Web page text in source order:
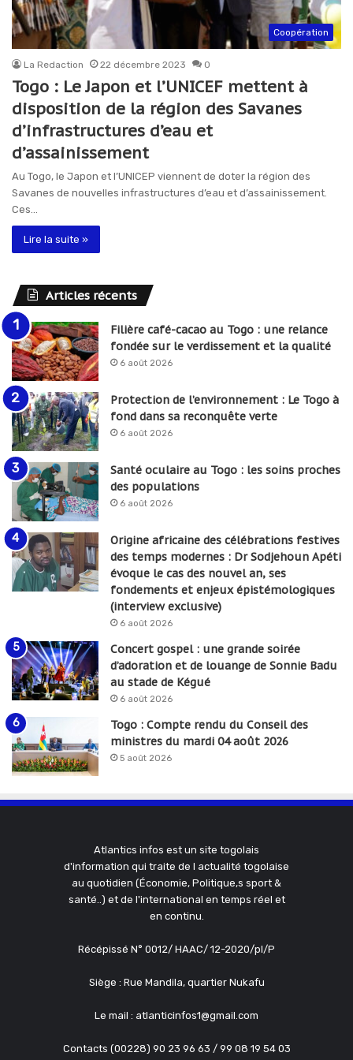
Coopération
La Redaction 22 décembre 2023 0
Togo : Le Japon et l’UNICEF mettent à
disposition de la région des Savanes
d’infrastructures d’eau et
d’assainissement
Au Togo, le Japon et l’UNICEP viennent de doter la région des
Savanes de nouvelles infrastructures d’eau et d’assainissement.
Ces…
Lire la suite »
Articles récents
Filière café-cacao au Togo : une relance
fondée sur le verdissement et la qualité
6 août 2026
Protection de l’environnement : Le Togo à
fond dans sa reconquête verte
6 août 2026
Santé oculaire au Togo : les soins proches
des populations
6 août 2026
Origine africaine des célébrations festives
des temps modernes : Dr Sodjehoun Apéti
évoque le cas des nouvel an, ses
fondements et enjeux épistémologiques
(interview exclusive)
6 août 2026
Concert gospel : une grande soirée
d’adoration et de louange de Sonnie Badu
au stade de Kégué
6 août 2026
Togo : Compte rendu du Conseil des
ministres du mardi 04 août 2026
5 août 2026
Atlantics infos est un site togolais
d'information qui traite de l actualité togolaise
au quotidien (Économie, Politique,s sport &
santé..) et de l'international en temps réel et
en continu.
Récépissé N° 0012/ HAAC/ 12-2020/pl/P
Siège : Rue Mandila, quartier Nukafu
Le mail : atlanticinfos1@gmail.com
Contacts (00228) 90 23 96 63 / 99 08 19 54 03